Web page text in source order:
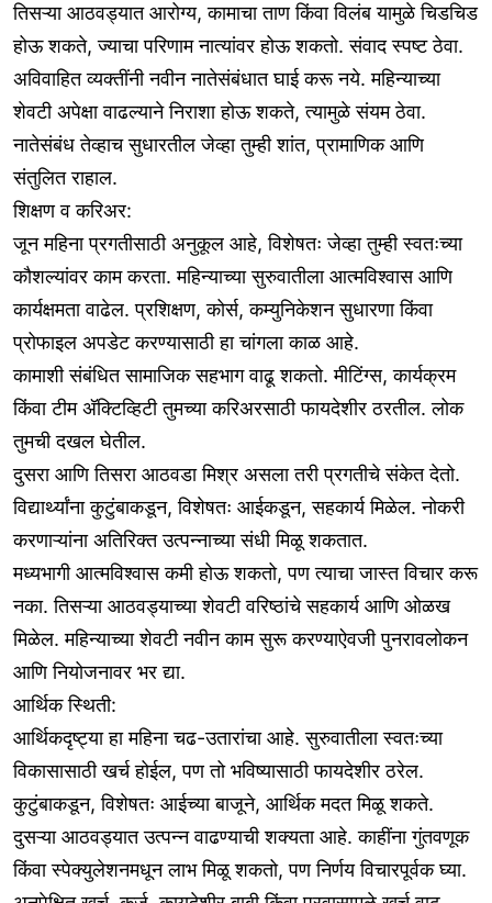
तिसऱ्या आठवड्यात आरोग्य, कामाचा ताण किंवा विलंब यामुळे चिडचिड
होऊ शकते, ज्याचा परिणाम नात्यांवर होऊ शकतो. संवाद स्पष्ट ठेवा.
अविवाहित व्यक्तींनी नवीन नातेसंबंधात घाई करू नये. महिन्याच्या
शेवटी अपेक्षा वाढल्याने निराशा होऊ शकते, त्यामुळे संयम ठेवा.
नातेसंबंध तेव्हाच सुधारतील जेव्हा तुम्ही शांत, प्रामाणिक आणि
संतुलित राहाल.
शिक्षण व करिअर:
जून महिना प्रगतीसाठी अनुकूल आहे, विशेषतः जेव्हा तुम्ही स्वतःच्या
कौशल्यांवर काम करता. महिन्याच्या सुरुवातीला आत्मविश्वास आणि
कार्यक्षमता वाढेल. प्रशिक्षण, कोर्स, कम्युनिकेशन सुधारणा किंवा
प्रोफाइल अपडेट करण्यासाठी हा चांगला काळ आहे.
कामाशी संबंधित सामाजिक सहभाग वाढू शकतो. मीटिंग्स, कार्यक्रम
किंवा टीम अ‍ॅक्टिव्हिटी तुमच्या करिअरसाठी फायदेशीर ठरतील. लोक
तुमची दखल घेतील.
दुसरा आणि तिसरा आठवडा मिश्र असला तरी प्रगतीचे संकेत देतो.
विद्यार्थ्यांना कुटुंबाकडून, विशेषतः आईकडून, सहकार्य मिळेल. नोकरी
करणाऱ्यांना अतिरिक्त उत्पन्नाच्या संधी मिळू शकतात.
मध्यभागी आत्मविश्वास कमी होऊ शकतो, पण त्याचा जास्त विचार करू
नका. तिसऱ्या आठवड्याच्या शेवटी वरिष्ठांचे सहकार्य आणि ओळख
मिळेल. महिन्याच्या शेवटी नवीन काम सुरू करण्याऐवजी पुनरावलोकन
आणि नियोजनावर भर द्या.
आर्थिक स्थिती:
आर्थिकदृष्ट्या हा महिना चढ-उतारांचा आहे. सुरुवातीला स्वतःच्या
विकासासाठी खर्च होईल, पण तो भविष्यासाठी फायदेशीर ठरेल.
कुटुंबाकडून, विशेषतः आईच्या बाजूने, आर्थिक मदत मिळू शकते.
दुसऱ्या आठवड्यात उत्पन्न वाढण्याची शक्यता आहे. काहींना गुंतवणूक
किंवा स्पेक्युलेशनमधून लाभ मिळू शकतो, पण निर्णय विचारपूर्वक घ्या.